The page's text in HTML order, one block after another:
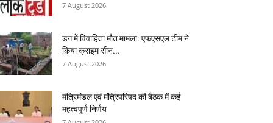
7 August 2026
डग में विवाहिता मौत मामला: एफएसएल टीम ने
किया क्राइम सीन...
7 August 2026
मंत्रिमंडल एवं मंत्रिपरिषद की बैठक में कई
महत्वपूर्ण निर्णय